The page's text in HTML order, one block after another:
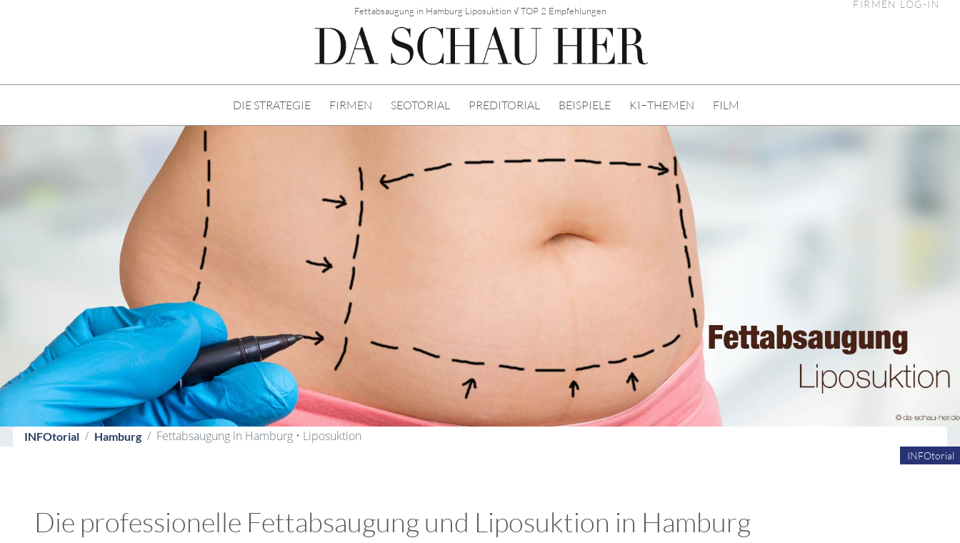
Fettabsaugung in Hamburg Liposuktion √ TOP 2 Empfehlungen
FIRMEN LOG-IN
DIE STRATEGIE FIRMEN SEOTORIAL PREDITORIAL BEISPIELE KI−THEMEN FILM
INFOtorial Hamburg Fettabsaugung in Hamburg • Liposuktion
INFOtorial
Die professionelle Fettabsaugung und Liposuktion in Hamburg